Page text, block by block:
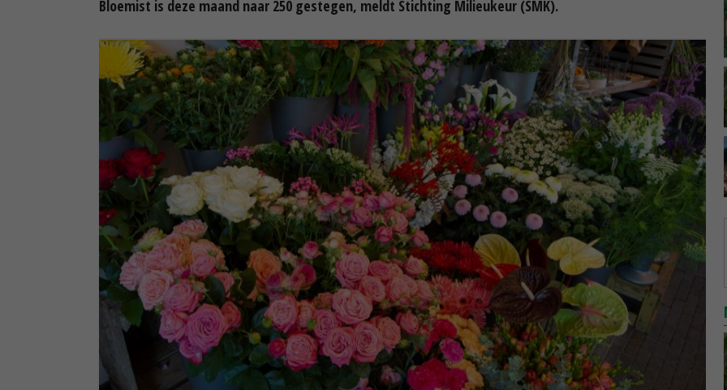
Bloemist is deze maand naar 250 gestegen, meldt Stichting Milieukeur (SMK).